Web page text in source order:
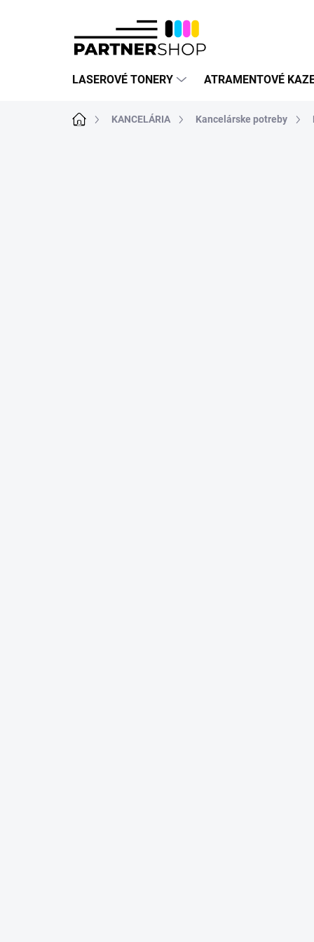
LASEROVÉ TONERY ATRAMENTOVÉ
DomovKANCELÁRIA Kancelárske potreby